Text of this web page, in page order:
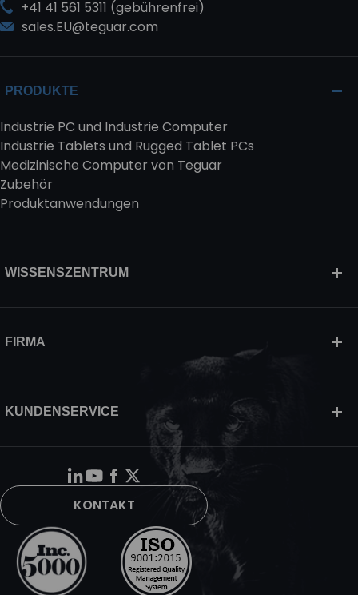
+41 41 561 5311 (gebührenfrei)
sales.EU@teguar.com
PRODUKTE
Industrie PC und Industrie Computer
Industrie Tablets und Rugged Tablet PCs
Medizinische Computer von Teguar
Zubehör
Produktanwendungen
WISSENSZENTRUM
FIRMA
KUNDENSERVICE
KONTAKT